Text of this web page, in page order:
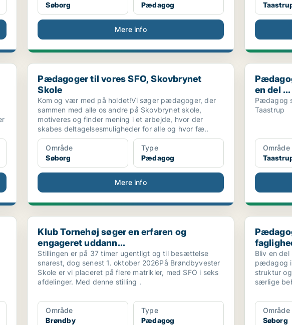
Søborg
Pædagog
Mere info
børn...Pædagoger til vores SFO, Skovbrynet Skole
Pædagoger til vores SFO, Skovbrynet
Skole
Kom og vær med på holdet!Vi søger pædagoger, der
sammen med alle os andre på Skovbrynet skole,
motiveres og finder mening i et arbejde, hvor der
skabes deltagelsesmuligheder for alle og hvor fæ..
Område
Søborg
Type
Pædagog
Mere info
Pædagog til
en del ...
Pædagog
Taastrup
Område
Bør...Klub Tornehøj søger en erfaren og engageret uddann...
Klub Tornehøj søger en erfaren og
engageret uddann...
Stillingen er på 37 timer ugentligt og til besættelse
snarest, dog senest 1. oktober 2026På Brøndbyvester
Skole er vi placeret på flere matrikler, med SFO i seks
afdelinger. Med denne stilling .
Område
Brøndby
Type
Pædagog
Pædagog
Bliv en
pædagog i
struktur
særlige
Område
Søborg